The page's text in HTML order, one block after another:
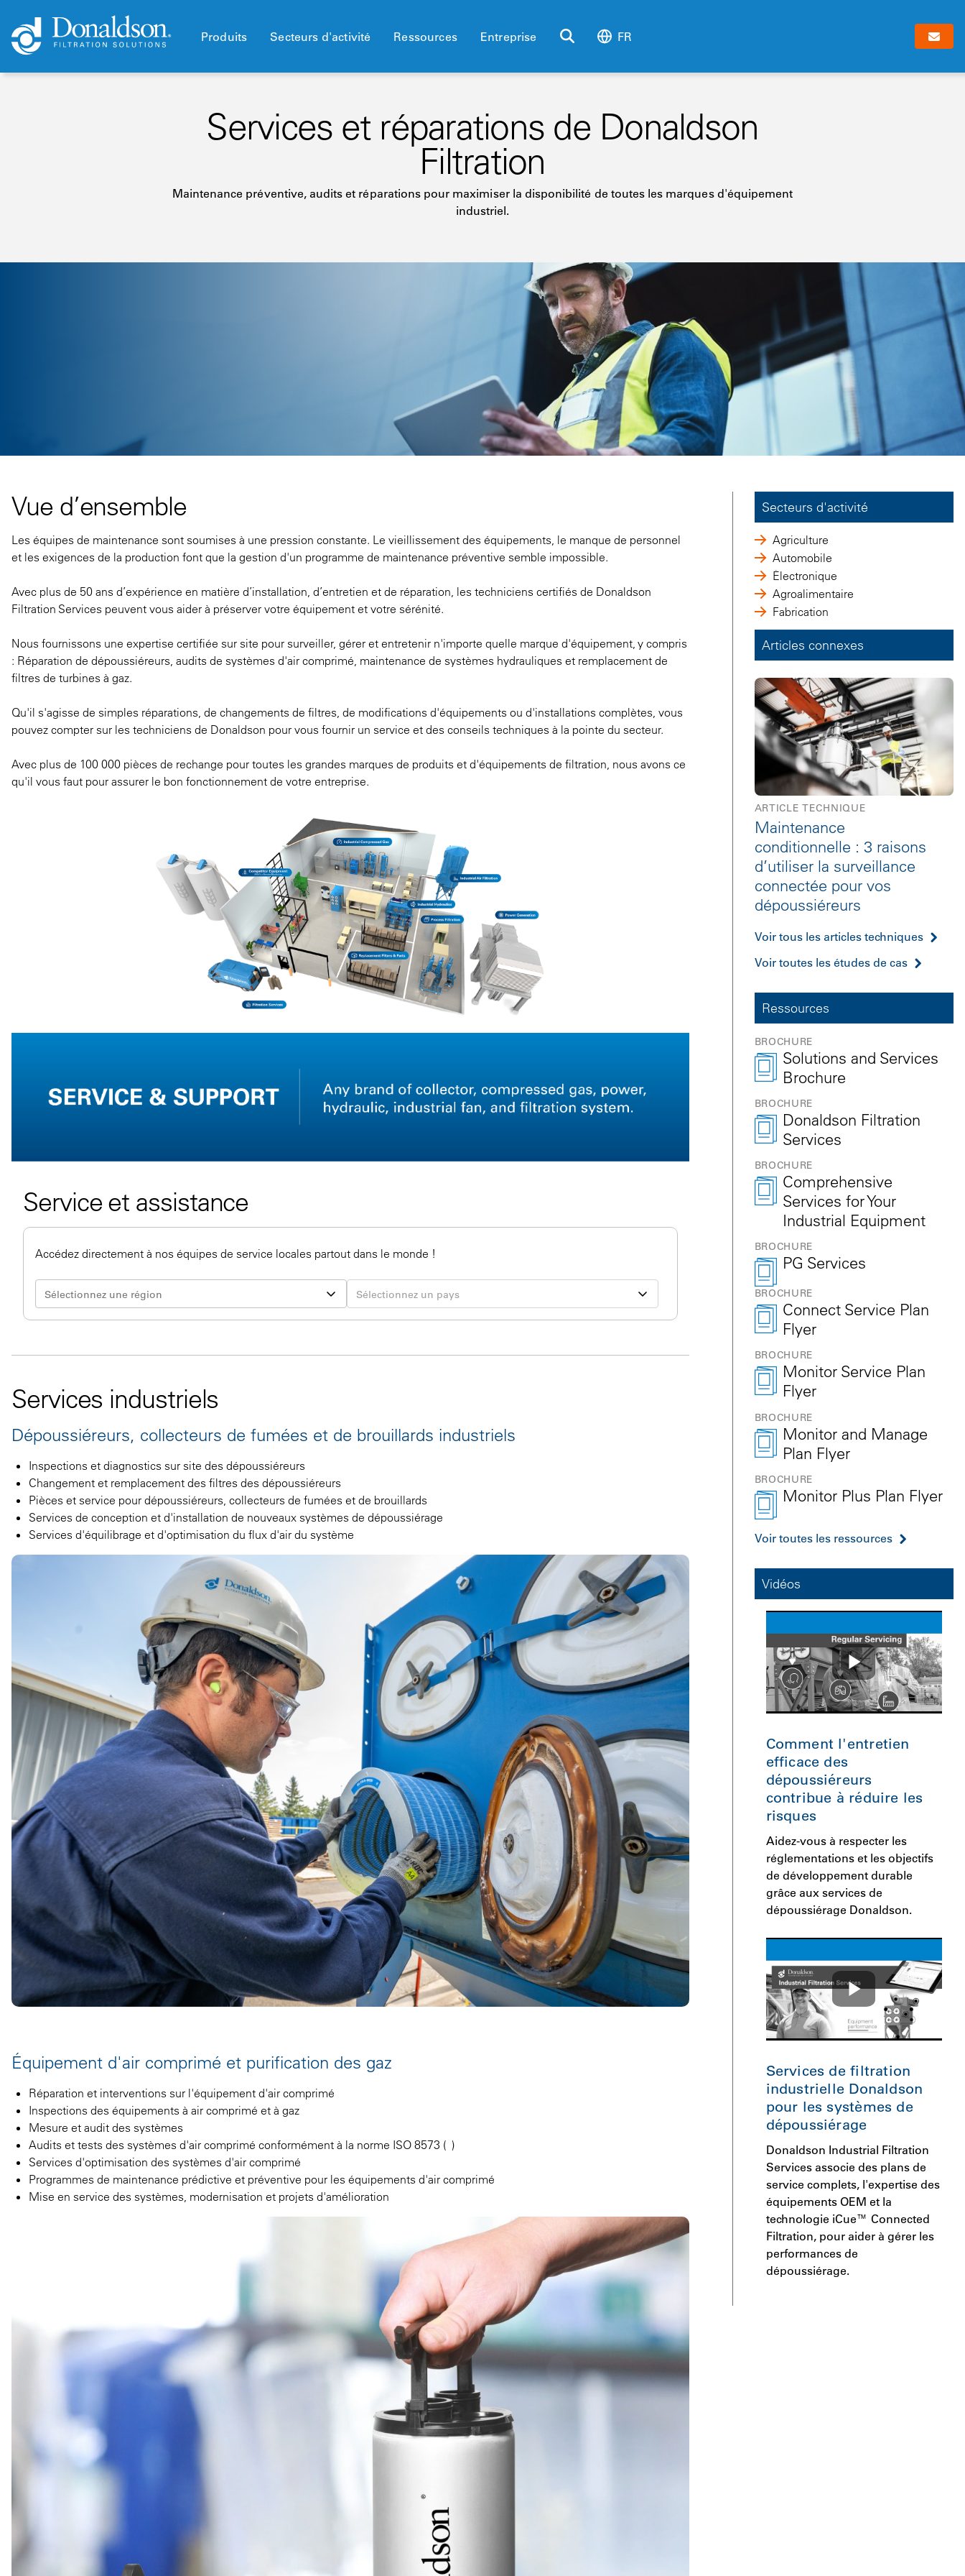
Produits Secteurs d'activité Ressources Entreprise FR
Services et réparations de Donaldson
Filtration
Maintenance préventive, audits et réparations pour maximiser la disponibilité de toutes les marques d'équipement
industriel.
Vue d’ensemble
Les équipes de maintenance sont soumises à une pression constante. Le vieillissement des équipements, le manque de personnel
et les exigences de la production font que la gestion d'un programme de maintenance préventive semble impossible.
Avec plus de 50 ans d’expérience en matière d’installation, d’entretien et de réparation, les techniciens certifiés de Donaldson
Filtration Services peuvent vous aider à préserver votre équipement et votre sérénité.
Nous fournissons une expertise certifiée sur site pour surveiller, gérer et entretenir n'importe quelle marque d'équipement, y compris
: Réparation de dépoussiéreurs, audits de systèmes d'air comprimé, maintenance de systèmes hydrauliques et remplacement de
filtres de turbines à gaz.
Qu'il s'agisse de simples réparations, de changements de filtres, de modifications d'équipements ou d'installations complètes, vous
pouvez compter sur les techniciens de Donaldson pour vous fournir un service et des conseils techniques à la pointe du secteur.
Avec plus de 100 000 pièces de rechange pour toutes les grandes marques de produits et d'équipements de filtration, nous avons ce
qu'il vous faut pour assurer le bon fonctionnement de votre entreprise.
Service et assistance
Accédez directement à nos équipes de service locales partout dans le monde !
Services industriels
Dépoussiéreurs, collecteurs de fumées et de brouillards industriels
Inspections et diagnostics sur site des dépoussiéreurs
Changement et remplacement des filtres des dépoussiéreurs
Pièces et service pour dépoussiéreurs, collecteurs de fumées et de brouillards
Services de conception et d'installation de nouveaux systèmes de dépoussiérage
Services d'équilibrage et d'optimisation du flux d'air du système
Équipement d'air comprimé et purification des gaz
Réparation et interventions sur l'équipement d'air comprimé
Inspections des équipements à air comprimé et à gaz
Mesure et audit des systèmes
Audits et tests des systèmes d'air comprimé conformément à la norme ISO 8573 ( )
Services d'optimisation des systèmes d'air comprimé
Programmes de maintenance prédictive et préventive pour les équipements d'air comprimé
Mise en service des systèmes, modernisation et projets d'amélioration
Secteurs d'activité
Agriculture
Automobile
Électronique
Agroalimentaire
Fabrication
Articles connexes
ARTICLE TECHNIQUE
Maintenance
conditionnelle : 3 raisons
d’utiliser la surveillance
connectée pour vos
dépoussiéreurs
Voir tous les articles techniques
Voir toutes les études de cas
Ressources
BROCHURE
Solutions and Services
Brochure
BROCHURE
Donaldson Filtration
Services
BROCHURE
Comprehensive
Services for Your
Industrial Equipment
BROCHURE
PG Services
BROCHURE
Connect Service Plan
Flyer
BROCHURE
Monitor Service Plan
Flyer
BROCHURE
Monitor and Manage
Plan Flyer
BROCHURE
Monitor Plus Plan Flyer
Voir toutes les ressources
Vidéos
Comment l'entretien
efficace des
dépoussiéreurs
contribue à réduire les
risques
Aidez-vous à respecter les
réglementations et les objectifs
de développement durable
grâce aux services de
dépoussiérage Donaldson.
Services de filtration
industrielle Donaldson
pour les systèmes de
dépoussiérage
Donaldson Industrial Filtration
Services associe des plans de
service complets, l'expertise des
équipements OEM et la
technologie iCue™ Connected
Filtration, pour aider à gérer les
performances de
dépoussiérage.